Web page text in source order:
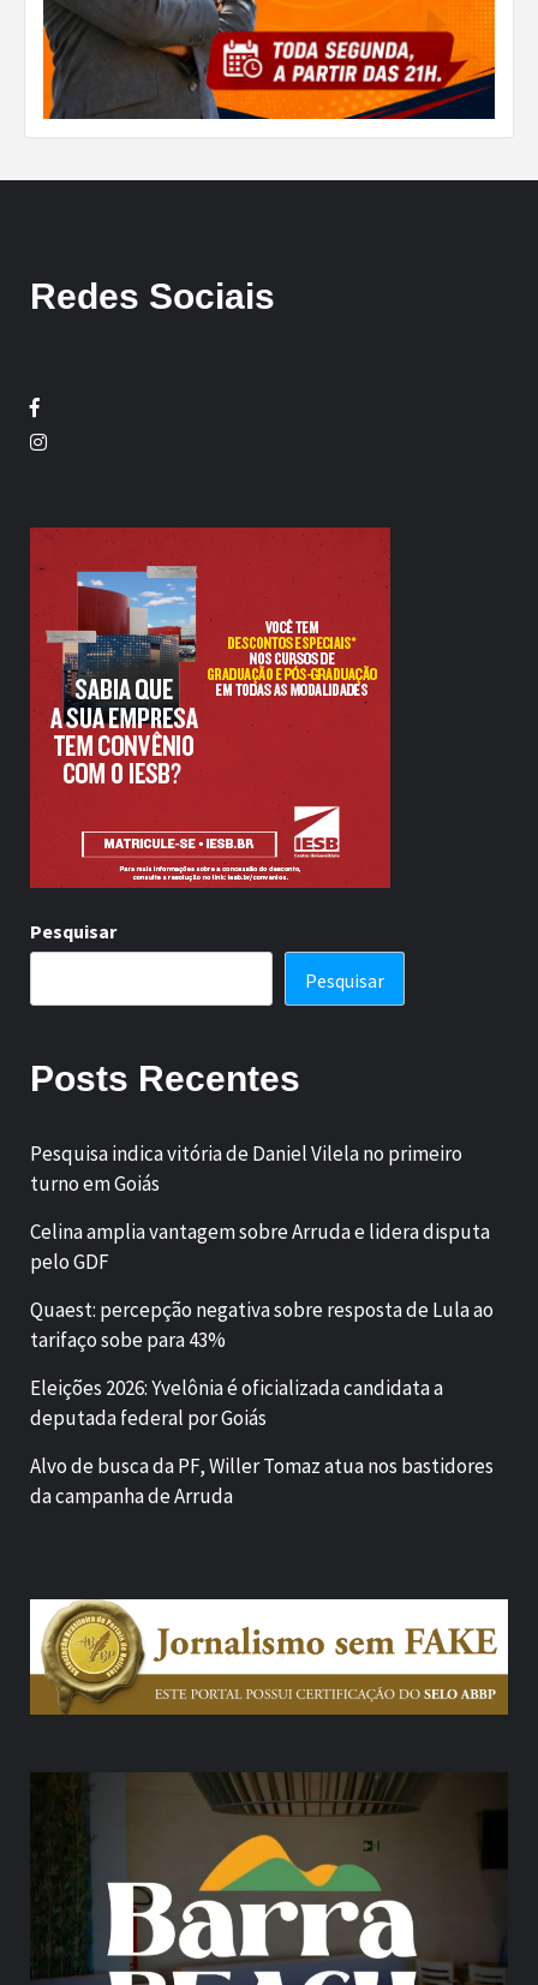
Redes Sociais
Facebook
Twitter
Pesquisar
Pesquisar
Posts Recentes
Pesquisa indica vitória de Daniel Vilela no primeiro
turno em Goiás
Celina amplia vantagem sobre Arruda e lidera disputa
pelo GDF
Quaest: percepção negativa sobre resposta de Lula ao
tarifaço sobe para 43%
Eleições 2026: Yvelônia é oficializada candidata a
deputada federal por Goiás
Alvo de busca da PF, Willer Tomaz atua nos bastidores
da campanha de Arruda